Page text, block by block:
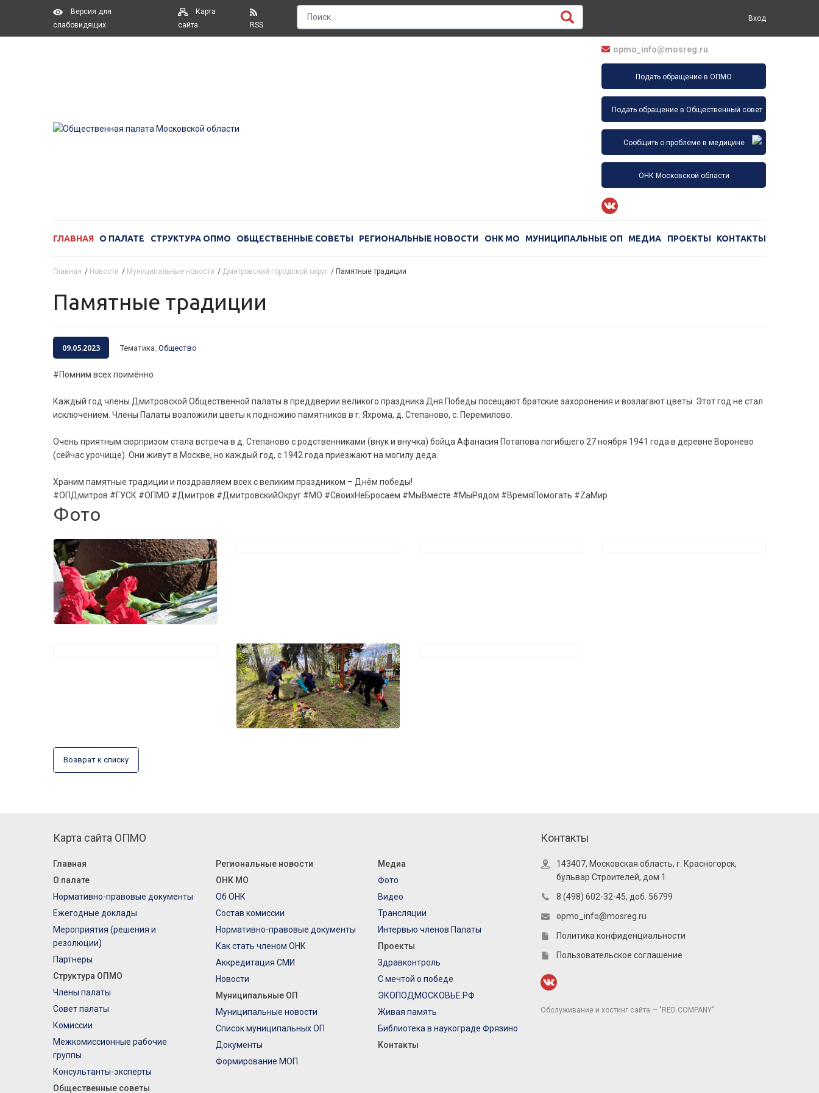
Версия для
слабовидящих
Карта
сайта
RSS
Вход
opmo_info@mosreg.ru
Подать обращение в ОПМО
Подать обращение в Общественный совет
Сообщить о проблеме в медицине
ОНК Московской области
ГЛАВНАЯ О ПАЛАТЕ СТРУКТУРА ОПМО ОБЩЕСТВЕННЫЕ СОВЕТЫ РЕГИОНАЛЬНЫЕ НОВОСТИ ОНК МО МУНИЦИПАЛЬНЫЕ ОП МЕДИА ПРОЕКТЫ КОНТАКТЫ
Главная / Новости / Муниципальные новости / Дмитровский городской округ / Памятные традиции
Памятные традиции
09.05.2023 Тематика: Общество
#Помним всех поимённо
Каждый год члены Дмитровской Общественной палаты в преддверии великого праздника Дня Победы посещают братские захоронения и возлагают цветы. Этот год не стал
исключением. Члены Палаты возложили цветы к подножию памятников в г. Яхрома, д. Степаново, с. Перемилово.
Очень приятным сюрпризом стала встреча в д. Степаново с родственниками (внук и внучка) бойца Афанасия Потапова погибшего 27 ноября 1941 года в деревне Воронево
(сейчас урочище). Они живут в Москве, но каждый год, с 1942 года приезжают на могилу деда.
Храним памятные традиции и поздравляем всех с великим праздником – Днём победы!
#ОПДмитров #ГУСК #ОПМО #Дмитров #ДмитровскийОкруг #МО #СвоихНеБросаем #МыВместе #МыРядом #ВремяПомогать #ZaМир
Фото
Возврат к списку
Карта сайта ОПМО
Главная
О палате
Нормативно-правовые документы
Ежегодные доклады
Мероприятия (решения и
резолюции)
Партнеры
Структура ОПМО
Члены палаты
Совет палаты
Комиссии
Межкомиссионные рабочие
группы
Консультанты-эксперты
Общественные советы
Региональные новости
ОНК МО
Об ОНК
Состав комиссии
Нормативно-правовые документы
Как стать членом ОНК
Аккредитация СМИ
Новости
Муниципальные ОП
Муниципальные новости
Список муниципальных ОП
Документы
Формирование МОП
Медиа
Фото
Видео
Трансляции
Интервью членов Палаты
Проекты
Здравконтроль
С мечтой о победе
ЭКОПОДМОСКОВЬЕ.РФ
Живая память
Библиотека в наукограде Фрязино
Контакты
Контакты
143407, Московская область, г. Красногорск,
бульвар Строителей, дом 1
8 (498) 602-32-45, доб. 56799
opmo_info@mosreg.ru
Политика конфиденциальности
Пользовательское соглашение
Обслуживание и хостинг сайта — "RED COMPANY"